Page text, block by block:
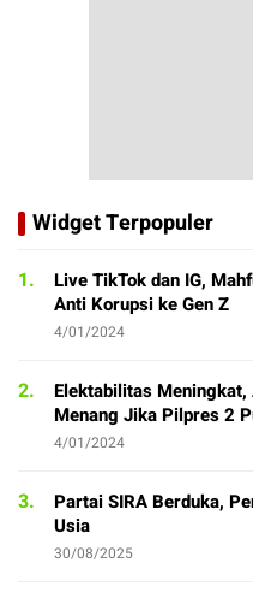
Widget Terpopuler
1.
Live TikTok dan IG,
Anti Korupsi ke Gen Z
4/01/2024
2.
Elektabilitas
Menang Jika Pilpres 2
4/01/2024
3.
Partai SIRA Berduka,
Usia
30/08/2025